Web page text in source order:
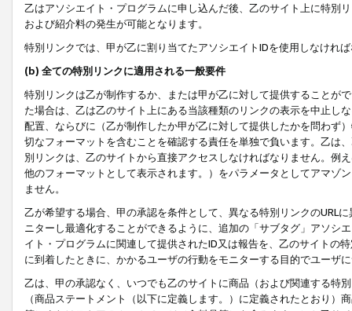
乙はアソシエイト・プログラムに申し込んだ後、乙のサイト上に特別
および紹介料の発生が可能となります。
特別リンクでは、甲が乙に割り当てたアソシエイトIDを使用しなけれ
(b) 全ての特別リンクに適用される一般要件
特別リンクは乙が制作するか、または甲が乙に対して提供することが
た場合は、乙は乙のサイト上にある当該種類のリンクの表示を中止し
配置、ならびに（乙が制作したか甲が乙に対して提供したかを問わず
切なフォーマットを含むことを確認する責任を単独で負います。乙は
別リンクは、乙のサイトから直接アクセスしなければなりません。例
他のフォーマットとして表示されます。）をパラメータとしてアマゾ
ません。
乙が希望する場合、甲の承認を条件として、異なる特別リンクのURL
ニターし最適化することができるように、追加の「サブタグ」アソシ
イト・プログラムに関連して提供されたID又は報告を、乙のサイトの
に到着したときに、かかるユーザの行動をモニターする目的でユーザ
乙は、甲の承認なく、いつでも乙のサイトに商品（および関連する特
（商品ステートメント（以下に定義します。）に定義されたとおり